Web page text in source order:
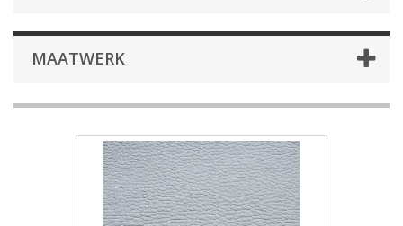
MAATWERK